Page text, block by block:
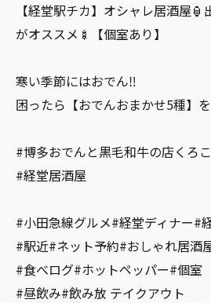
【経堂駅チカ】オシャレ居酒屋
がオススメ🍢【個室あり】
寒い季節にはおでん‼️
困ったら【おでんおまかせ5種】
#博多おでんと黒毛和牛の店くろこ
#経堂居酒屋
#小田急線グルメ#経堂ディナー#
#駅近#ネット予約#おしゃれ居酒
#食べログ#ホットペッパー#個室
#昼飲み#飲み放 テイクアウト